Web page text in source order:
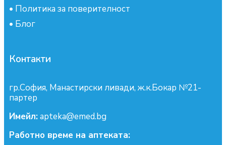
• Политика за поверителност
• Блог
Контакти
гр.София, Манастирски ливади, ж.к.Бокар №21-
партер
Имейл:apteka@emed.bg
Работно време на аптеката: